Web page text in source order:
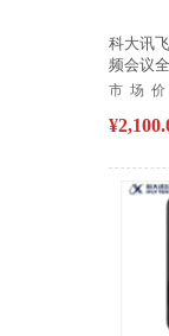
科大讯
频会议
市 场 价